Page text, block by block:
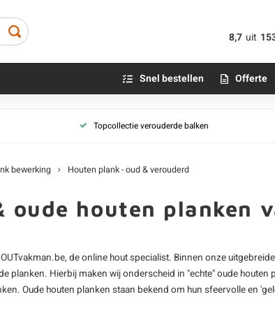
8,7 uit
Boomstam planken
Houten plank - zwart
Valiezeplanken
Impregneer
Olie en lak - voor binnen
Houtvuller
Snel bestellen Offerte
Topcollectie verouderde balken
bewerking Houten plank - oud & verouderd
oude houten planken
de online hout specialist. Binnen onze
planken. Hierbij maken wij onderscheid in "echte" oude
Oude houten planken staan bekend om hun sfeervolle en